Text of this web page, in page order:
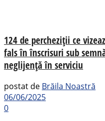
124 de percheziții ce
fals în înscrisuri sub
neglijență în serviciu
postat de Brăila Noastră
06/06/2025
0